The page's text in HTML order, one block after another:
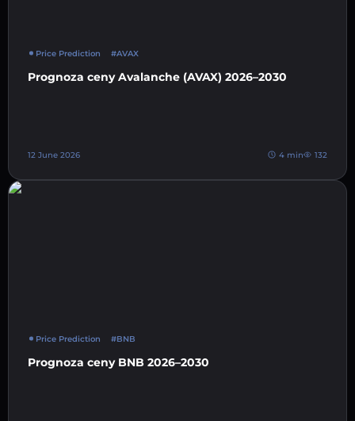
Price Prediction #AVAX
Prognoza ceny Avalanche (AVAX) 2026–2030
12 June 2026 4 min 132
Price Prediction #BNB
Prognoza ceny BNB 2026–2030